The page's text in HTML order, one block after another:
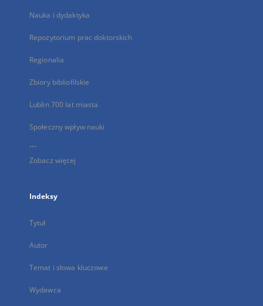
Nauka i dydaktyka
Repozytorium prac doktorskich
Regionalia
Zbiory bibliofilskie
Lublin 700 lat miasta
Społeczny wpływ nauki
...
Zobacz więcej
Indeksy
Tytuł
Autor
Temat i słowa kluczowe
Wydawca